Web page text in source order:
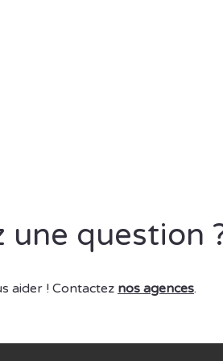
une question
aider ! Contactez nos agences.